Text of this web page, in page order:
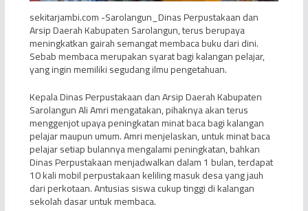
sekitarjambi.com -Sarolangun_Dinas Perpustakaan dan
Arsip Daerah Kabupaten Sarolangun, terus berupaya
meningkatkan gairah semangat membaca buku dari dini.
Sebab membaca merupakan syarat bagi kalangan pelajar,
yang ingin memiliki segudang ilmu pengetahuan.
Kepala Dinas Perpustakaan dan Arsip Daerah Kabupaten
Sarolangun Ali Amri mengatakan, pihaknya akan terus
menggenjot upaya peningkatan minat baca bagi kalangan
pelajar maupun umum. Amri menjelaskan, untuk minat baca
pelajar setiap bulannya mengalami peningkatan, bahkan
Dinas Perpustakaan menjadwalkan dalam 1 bulan, terdapat
10 kali mobil perpustakaan keliling masuk desa yang jauh
dari perkotaan. Antusias siswa cukup tinggi di kalangan
sekolah dasar untuk membaca.